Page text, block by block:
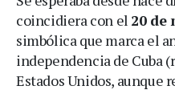
coincidiera con el 20 de
simbólica que marca el
independencia de Cuba
Estados Unidos, aunque